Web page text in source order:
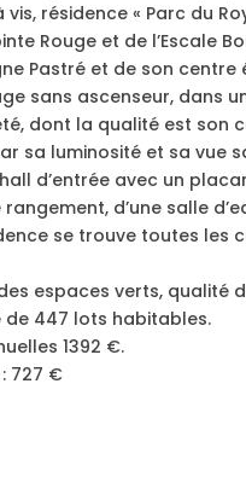
vis, résidence « Parc du
Rouge et de l’Escale
Pastré et de son centre
sans ascenseur, dans
dont la qualité est son
sa luminosité et sa vue
d’entrée avec un
d’une salle
se trouve toutes les
espaces verts, qualité
de 447 lots habitables.
1392 €.
727 €